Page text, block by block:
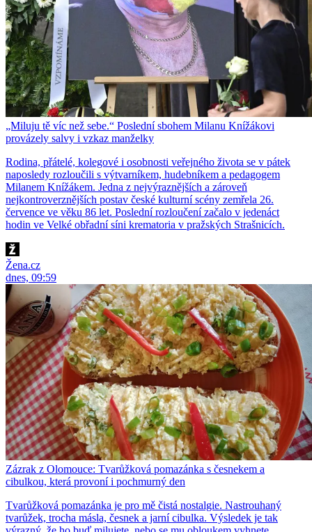
„Miluju tě víc než sebe.“ Poslední sbohem Milanu Knížákovi
provázely salvy i vzkaz manželky
Rodina, přátelé, kolegové i osobnosti veřejného života se v pátek
naposledy rozloučili s výtvarníkem, hudebníkem a pedagogem
Milanem Knížákem. Jedna z nejvýraznějších a zároveň
nejkontroverznějších postav české kulturní scény zemřela 26.
července ve věku 86 let. Poslední rozloučení začalo v jedenáct
hodin ve Velké obřadní síni krematoria v pražských Strašnicích.
Žena.cz
dnes, 09:59
Zázrak z Olomouce: Tvarůžková pomazánka s česnekem a
cibulkou, která provoní i pochmurný den
Tvarůžková pomazánka je pro mě čistá nostalgie. Nastrouhaný
tvarůžek, trocha másla, česnek a jarní cibulka. Výsledek je tak